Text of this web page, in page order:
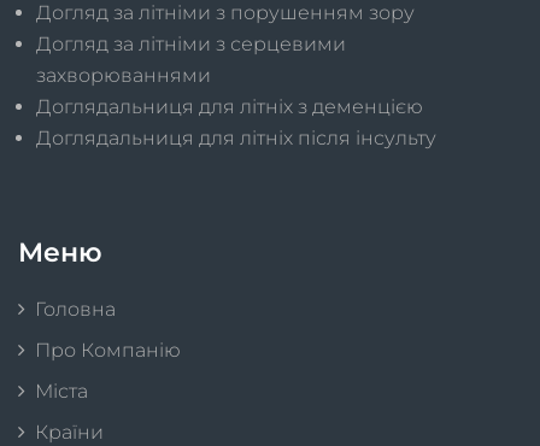
Догляд за літніми з порушенням зору
Догляд за літніми з серцевими
захворюваннями
Доглядальниця для літніх з деменцією
Доглядальниця для літніх після інсульту
Меню
Головна
Про Компанію
Міста
Країни